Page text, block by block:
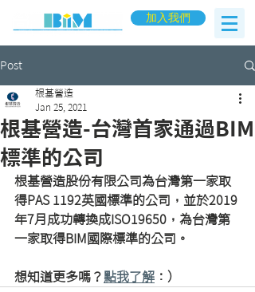
加入我們
Post
根基營造-台灣首家通過BIM
標準的公司
根基營造
Jan 25, 2021
根基營造股份有限公司為台灣第一家取
得PAS 1192英國標準的公司，並於2019
年7月成功轉換成ISO19650，為台灣第
一家取得BIM國際標準的公司。
想知道更多嗎？ 點我了解 ：）